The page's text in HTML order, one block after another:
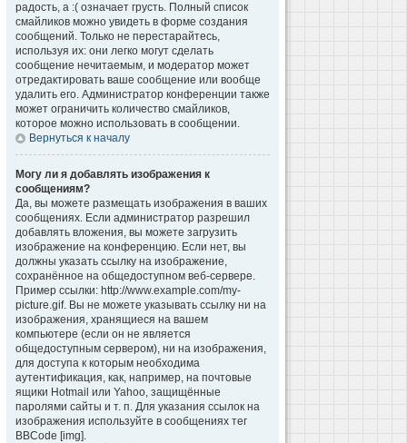
радость, а :( означает грусть. Полный список
смайликов можно увидеть в форме создания
сообщений. Только не перестарайтесь,
используя их: они легко могут сделать
сообщение нечитаемым, и модератор может
отредактировать ваше сообщение или вообще
удалить его. Администратор конференции также
может ограничить количество смайликов,
которое можно использовать в сообщении.
Вернуться к началу
Могу ли я добавлять изображения к
сообщениям?
Да, вы можете размещать изображения в ваших
сообщениях. Если администратор разрешил
добавлять вложения, вы можете загрузить
изображение на конференцию. Если нет, вы
должны указать ссылку на изображение,
сохранённое на общедоступном веб-сервере.
Пример ссылки: http://www.example.com/my-
picture.gif. Вы не можете указывать ссылку ни на
изображения, хранящиеся на вашем
компьютере (если он не является
общедоступным сервером), ни на изображения,
для доступа к которым необходима
аутентификация, как, например, на почтовые
ящики Hotmail или Yahoo, защищённые
паролями сайты и т. п. Для указания ссылок на
изображения используйте в сообщениях тег
BBCode [img].